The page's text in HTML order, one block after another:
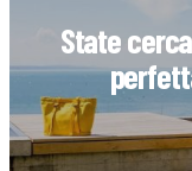
State